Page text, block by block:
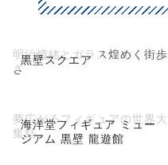
黒壁スクエア
明治情緒とガラス煌めく街歩
き
海洋堂フィギュア ミュー
ジアム 黒壁 龍遊館
夢広がるフィギュアの世界大
集結